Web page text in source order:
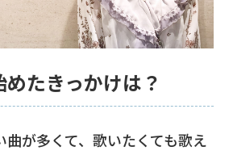
たきっかけは？
が多くて、歌いたくても歌え